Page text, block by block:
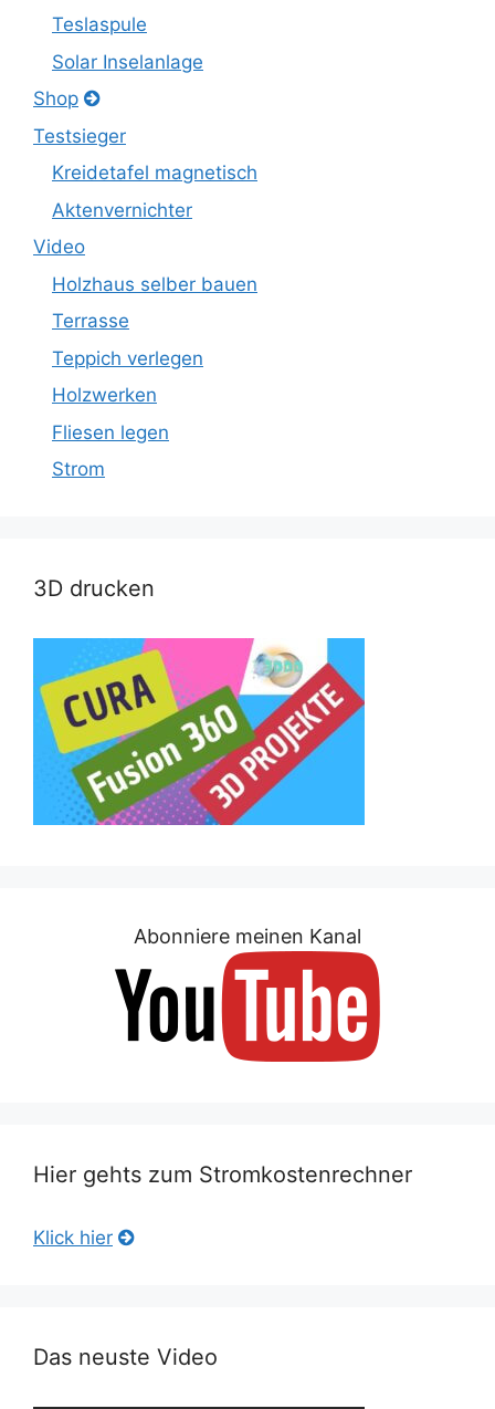
Teslaspule
Solar Inselanlage
Shop
Testsieger
Kreidetafel magnetisch
Aktenvernichter
Video
Holzhaus selber bauen
Terrasse
Teppich verlegen
Holzwerken
Fliesen legen
Strom
3D drucken
Abonniere meinen Kanal
Hier gehts zum Stromkostenrechner
Klick hier
Das neuste Video